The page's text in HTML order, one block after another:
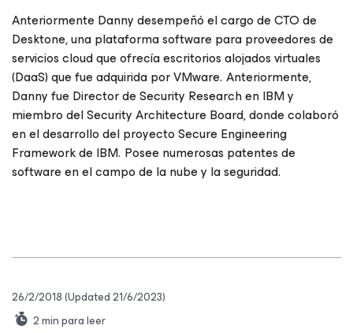
Anteriormente Danny desempeñó el cargo de CTO de
Desktone, una plataforma software para proveedores de
servicios cloud que ofrecía escritorios alojados virtuales
(DaaS) que fue adquirida por VMware. Anteriormente,
Danny fue Director de Security Research en IBM y
miembro del Security Architecture Board, donde colaboró
en el desarrollo del proyecto Secure Engineering
Framework de IBM. Posee numerosas patentes de
software en el campo de la nube y la seguridad.
26/2/2018(Updated 21/6/2023)
2min para leer